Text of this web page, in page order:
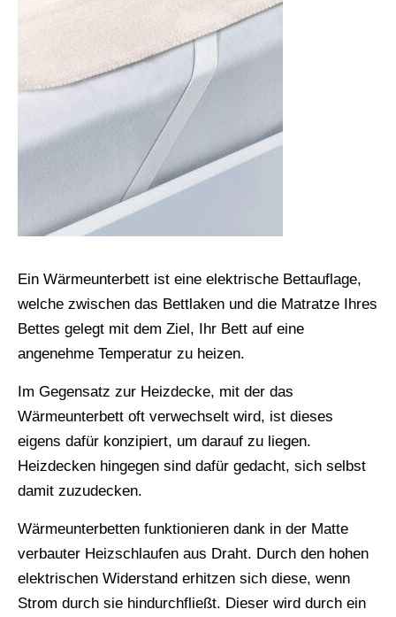
Ein Wärmeunterbett ist eine elektrische Bettauflage,
welche zwischen das Bettlaken und die Matratze Ihres
Bettes gelegt mit dem Ziel, Ihr Bett auf eine
angenehme Temperatur zu heizen.
Im Gegensatz zur Heizdecke, mit der das
Wärmeunterbett oft verwechselt wird, ist dieses
eigens dafür konzipiert, um darauf zu liegen.
Heizdecken hingegen sind dafür gedacht, sich selbst
damit zuzudecken.
Wärmeunterbetten funktionieren dank in der Matte
verbauter Heizschlaufen aus Draht. Durch den hohen
elektrischen Widerstand erhitzen sich diese, wenn
Strom durch sie hindurchfließt. Dieser wird durch ein